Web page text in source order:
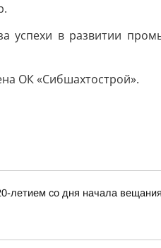
успехи в развитии
ОК «Сибшахтострой».
летием со дня начала вещания